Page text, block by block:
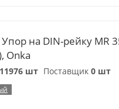
на DIN-рейку MR
Onka
11976 шт Поставщик 0 шт